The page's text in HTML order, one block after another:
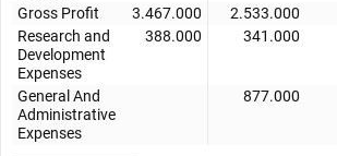
Gross Profit 3.467.000 2.533.000
Research and
Development
Expenses
388.000 341.000
General And
Administrative
Expenses
877.000